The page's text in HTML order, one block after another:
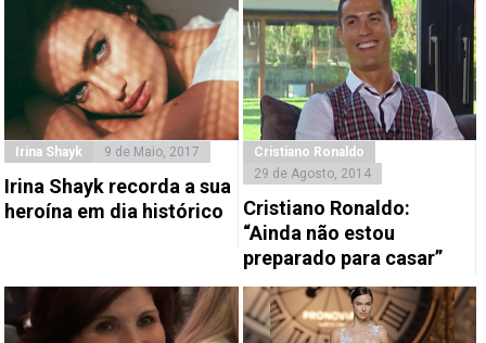
Irina Shayk 9 de Maio, 2017
Irina Shayk recorda a sua
heroína em dia histórico
Cristiano Ronaldo
29 de Agosto, 2014
Cristiano Ronaldo:
“Ainda não estou
preparado para casar”